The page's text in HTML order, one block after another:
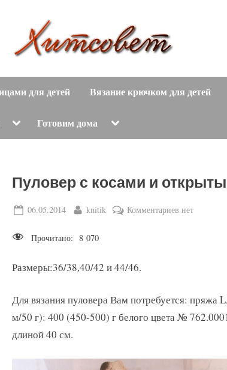
и
т
о
в
е
т
вязание
с
описанием
и
для детей Вязание крючком для детей
Toggle
menu
Готовим дома Toggle
menu
Пуловер с косами и
Posted
06.05.2014 By
knitik Комментариев к
открытыми
плечами
нет
Прочитано: 8 070
Размеры:36/38,40/42 и 44/46.
Для вязания пуловера Вам потребуется: пряжа
м/50 г): 400 (450-500) г белого цвета №
длиной 40 см.